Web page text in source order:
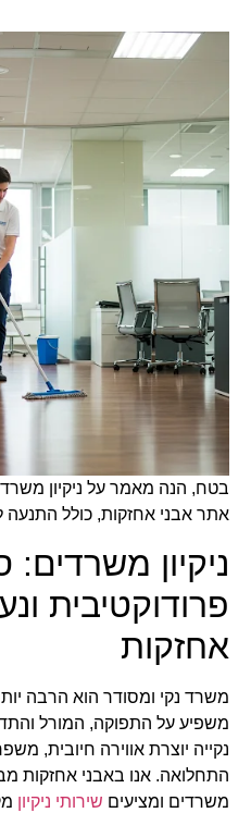
בטח, הנה מאמר על ניקיון
אתר אבני אחזקות, כולל התנעה
ניקיון
פרודוקטיבית
אחזקות
משרד נקי ומסודר הוא הרבה
משפיע על התפוקה, המורל
נקייה יוצרת אווירה חיובית,
התחלואה. אנו באבני אחזקות
משרדים ומציעים שירותי ניקיון